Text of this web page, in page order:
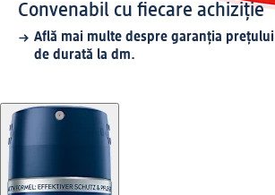
Convenabil cu fiecare achiziție
Află mai multe despre garanția prețului
de durată la dm.